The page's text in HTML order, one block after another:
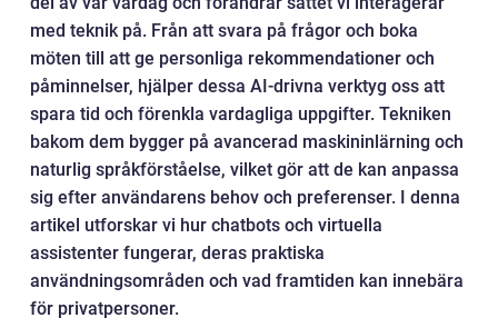
med teknik på. Från att svara på frågor och boka
möten till att ge personliga rekommendationer och
påminnelser, hjälper dessa AI-drivna verktyg oss att
spara tid och förenkla vardagliga uppgifter. Tekniken
bakom dem bygger på avancerad maskininlärning och
naturlig språkförståelse, vilket gör att de kan anpassa
sig efter användarens behov och preferenser. I denna
artikel utforskar vi hur chatbots och virtuella
assistenter fungerar, deras praktiska
användningsområden och vad framtiden kan innebära
för privatpersoner.